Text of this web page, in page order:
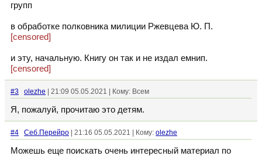
групп
в обработке полковника милиции Ржевцева Ю. П.
[censored]
и эту, начальную. Книгу он так и не издал емнип.
[censored]
#3 olezhe | 21:09 05.05.2021 | Кому: Всем
Я, пожалуй, прочитаю это детям.
#4 Себ.Перейро | 21:16 05.05.2021 | Кому: olezhe
Можешь еще поискать очень интересный материал по